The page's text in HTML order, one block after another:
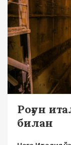
Роғун
билан